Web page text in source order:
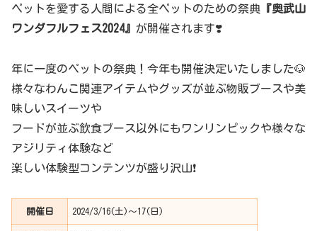
ペットを愛する人間による全ペットのための祭典 『奥武山
ワンダフルフェス2024』 が開催されます❣️
年に一度のペットの祭典！今年も開催決定いたしました🐶
様々なわんこ関連アイテムやグッズが並ぶ物販ブースや美
味しいスイーツや
フードが並ぶ飲食ブース以外にもワンリンピックや様々な
アジリティ体験など
楽しい体験型コンテンツが盛り沢山❗️
開催日 2024/3/16(土)〜17(日)